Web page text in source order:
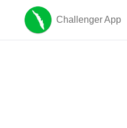
Challenger App